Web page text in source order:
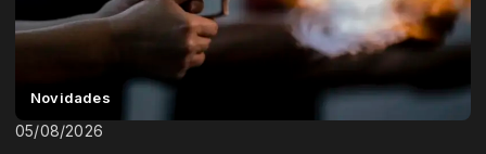
Novidades
05/08/2026